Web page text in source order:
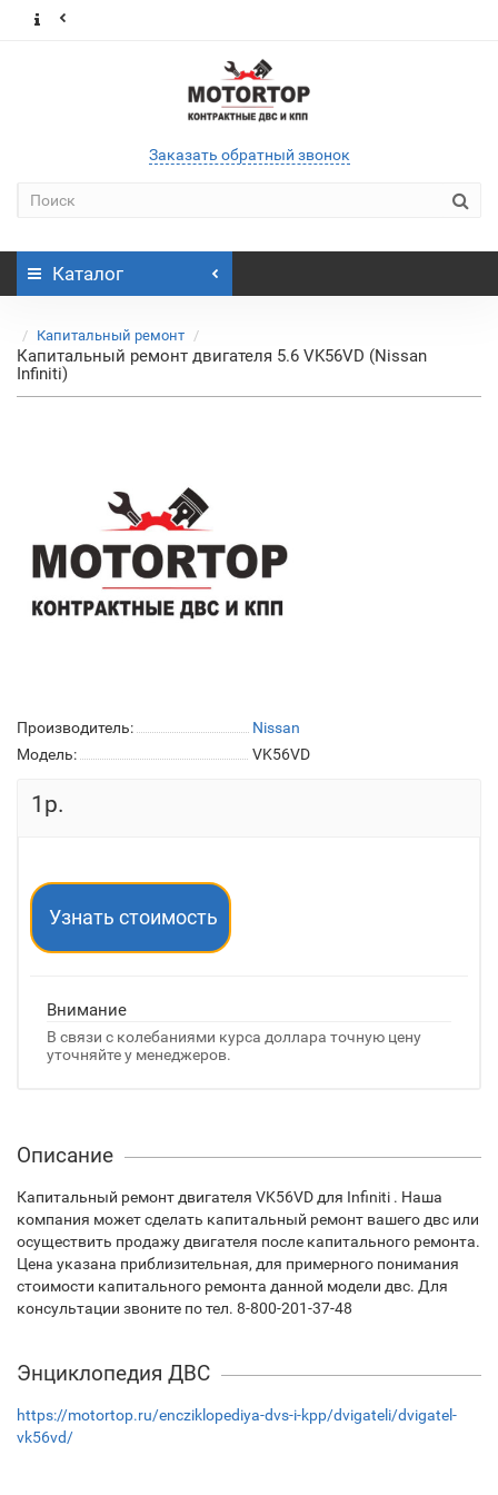
Заказать обратный звонок
Каталог
Капитальный ремонт
Капитальный ремонт двигателя 5.6 VK56VD (Nissan
Infiniti)
Производитель:
Nissan
Модель:
VK56VD
1р.
Узнать стоимость
Внимание
В связи с колебаниями курса доллара точную цену
уточняйте у менеджеров.
Описание
Капитальный ремонт двигателя VK56VD для Infiniti . Наша
компания может сделать капитальный ремонт вашего двс или
осуществить продажу двигателя после капитального ремонта.
Цена указана приблизительная, для примерного понимания
стоимости капитального ремонта данной модели двс. Для
консультации звоните по тел. 8-800-201-37-48
Энциклопедия ДВС
https://motortop.ru/encziklopediya-dvs-i-kpp/dvigateli/dvigatel-
vk56vd/